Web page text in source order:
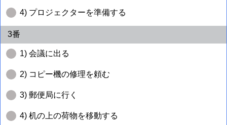
4) プロジェクターを準備する
3番
1) 会議に出る
2) コピー機の修理を頼む
3) 郵便局に行く
4) 机の上の荷物を移動する